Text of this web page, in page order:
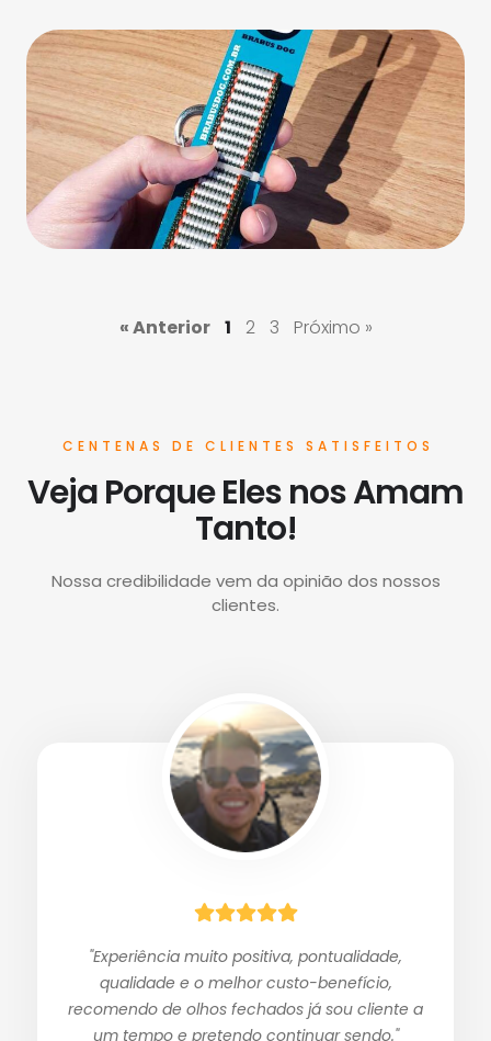
« Anterior 1 2 3 Próximo »
CENTENAS DE CLIENTES SATISFEITOS
Veja Porque Eles nos Amam
Tanto!
Nossa credibilidade vem da opinião dos nossos
clientes.
"Experiência muito positiva, pontualidade,
qualidade e o melhor custo-benefício,
recomendo de olhos fechados já sou cliente a
um tempo e pretendo continuar sendo."